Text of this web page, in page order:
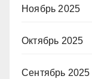
Ноябрь 2025
Октябрь 2025
Сентябрь 2025